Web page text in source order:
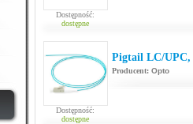
Dostępność:
dostępne
Dostępność:
dostępne
Pigtail LC/
Producent: Opto